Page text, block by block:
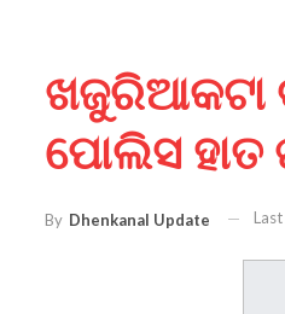
ଖଜୁରିଆକଟା
ପୋଲିସ ହାତ
By Dhenkanal Update